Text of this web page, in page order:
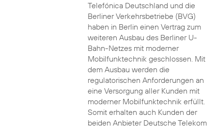
Telefónica Deutschland und die
Berliner Verkehrsbetriebe (BVG)
haben in Berlin einen Vertrag zum
weiteren Ausbau des Berliner U-
Bahn-Netzes mit moderner
Mobilfunktechnik geschlossen. Mit
dem Ausbau werden die
regulatorischen Anforderungen an
eine Versorgung aller Kunden mit
moderner Mobilfunktechnik erfüllt.
Somit erhalten auch Kunden der
beiden Anbieter Deutsche Telekom